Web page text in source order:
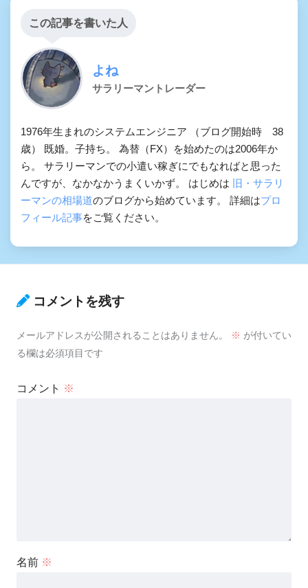
この記事を書いた人
よね
サラリーマントレーダー
1976年生まれのシステムエンジニア （ブログ開始時 38
歳） 既婚。子持ち。 為替（FX）を始めたのは2006年か
ら。 サラリーマンでの小遣い稼ぎにでもなればと思った
んですが、なかなかうまくいかず。 はじめは 旧・サラリ
ーマンの相場道のブログから始めています。 詳細はプロ
フィール記事をご覧ください。
コメントを残す
メールアドレスが公開されることはありません。 ※ が付いてい
る欄は必須項目です
コメント ※
名前 ※